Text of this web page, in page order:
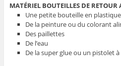
MATÉRIEL BOUTEILLES DE RETOUR
Une petite bouteille en plastique
De la peinture ou du colorant
Des paillettes
De l’eau
De la super glue ou un pistolet à